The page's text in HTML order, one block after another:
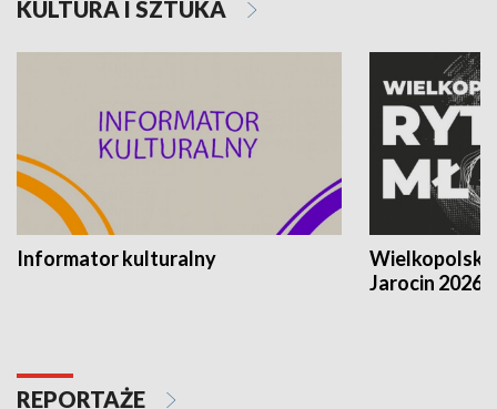
KULTURA I SZTUKA
Informator kulturalny
Jarocin 2026
REPORTAŻE